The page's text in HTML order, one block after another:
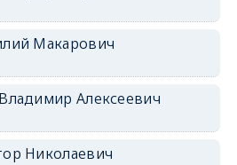
Макарович
Алексеевич
Николаевич